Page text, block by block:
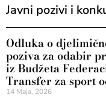
Javni pozivi i
Odluka o
poziva za odabir
iz Budžeta
Transfer za sport
14 Maja, 2026